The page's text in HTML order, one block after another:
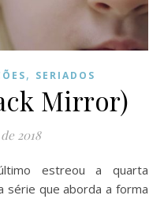
, SERIADOS
Mirror)
2018
série que aborda a forma